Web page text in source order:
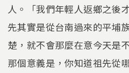
人。「我們年輕人返鄉之後
先其實是從台南過來的平埔
楚，就不會那麼在意今天是
那個意義是，你知道祖先從